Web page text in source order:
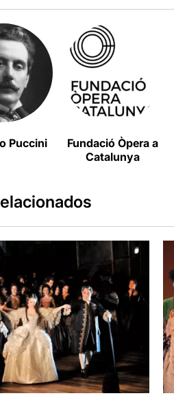
Puccini
Fundació Òpera a
Catalunya